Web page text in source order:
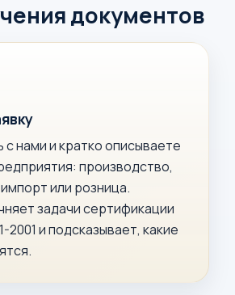
документов
с нами и кратко описываете
производство,
или розница.
задачи сертификации
2001 и подсказывает, какие